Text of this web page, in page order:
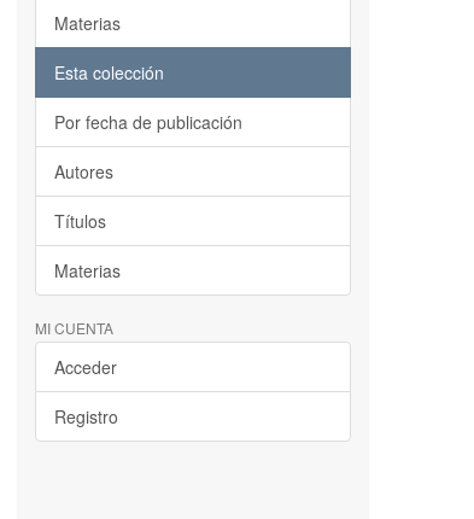
Materias
Esta colección
Por fecha de publicación
Autores
Títulos
Materias
MI CUENTA
Acceder
Registro